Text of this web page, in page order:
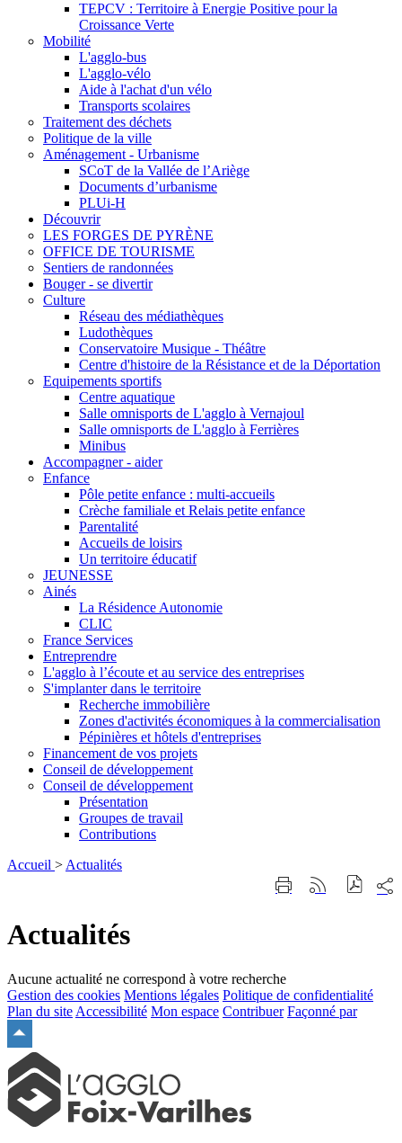
TEPCV : Territoire à Energie Positive pour la
Croissance Verte
Mobilité
L'agglo-bus
L'agglo-vélo
Aide à l'achat d'un vélo
Transports scolaires
Traitement des déchets
Politique de la ville
Aménagement - Urbanisme
SCoT de la Vallée de l’Ariège
Documents d’urbanisme
PLUi-H
Découvrir
LES FORGES DE PYRÈNE
OFFICE DE TOURISME
Sentiers de randonnées
Bouger - se divertir
Culture
Réseau des médiathèques
Ludothèques
Conservatoire Musique - Théâtre
Centre d'histoire de la Résistance et de la Déportation
Equipements sportifs
Centre aquatique
Salle omnisports de L'agglo à Vernajoul
Salle omnisports de L'agglo à Ferrières
Minibus
Accompagner - aider
Enfance
Pôle petite enfance : multi-accueils
Crèche familiale et Relais petite enfance
Parentalité
Accueils de loisirs
Un territoire éducatif
JEUNESSE
Ainés
La Résidence Autonomie
CLIC
France Services
Entreprendre
L'agglo à l’écoute et au service des entreprises
S'implanter dans le territoire
Recherche immobilière
Zones d'activités économiques à la commercialisation
Pépinières et hôtels d'entreprises
Financement de vos projets
Conseil de développement
Conseil de développement
Présentation
Groupes de travail
Contributions
Accueil > Actualités
ImprimerGénérer
sur
Actualités
Aucune actualité ne correspond à votre recherche
Gestion des cookies Mentions légales Politique de confidentialité
Plan du site Accessibilité Mon espace Contribuer Façonné par
haut
du
site